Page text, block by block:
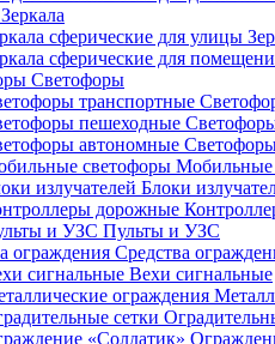
Зеркала
Светофоры
Мобильные
Блоки
Пульты и УЗС
Средства
Вехи сигнальные